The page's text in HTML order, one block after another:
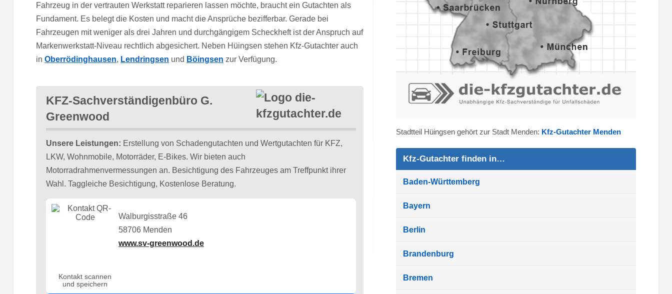
Fahrzeug in der vertrauten Werkstatt reparieren lassen möchte, braucht ein Gutachten als
Fundament. Es belegt die Kosten und macht die Ansprüche bezifferbar. Gerade bei
Fahrzeugen mit weniger als drei Jahren und durchgängigem Scheckheft ist der Anspruch auf
Markenwerkstatt-Niveau rechtlich abgesichert. Neben Hüingsen stehen Kfz-Gutachter auch
in Oberrödinghausen, Lendringsen und Böingsen zur Verfügung.
KFZ-Sachverständigenbüro G.
Greenwood
Unsere Leistungen: Erstellung von Schadengutachten und Wertgutachten für KFZ,
LKW, Wohnmobile, Motorräder, E-Bikes. Wir bieten auch
Motorradrahmenvermessungen an. Besichtigung des Fahrzeuges am Treffpunkt ihrer
Wahl. Taggleiche Besichtigung, Kostenlose Beratung.
Kontakt scannen
und speichern
Walburgisstraße 46
58706 Menden
www.sv-greenwood.de
Stadtteil Hüingsen gehört zur Stadt Menden: Kfz-Gutachter Menden
Kfz-Gutachter finden in…
Baden-Württemberg
Bayern
Berlin
Brandenburg
Bremen